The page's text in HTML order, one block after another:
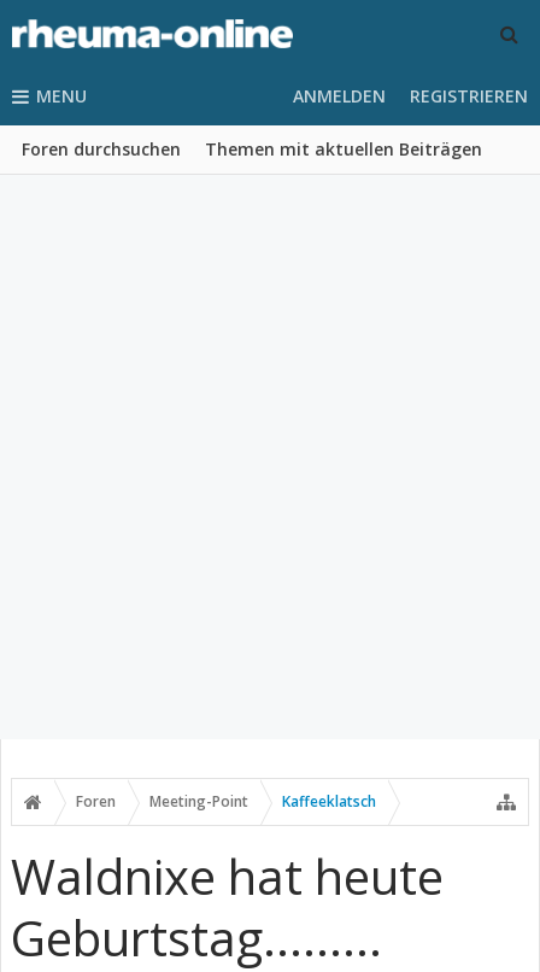
MENU
Foren durchsuchen Themen mit aktuellen Beiträgen
ANMELDEN REGISTRIEREN
Foren Meeting-Point Kaffeeklatsch
Waldnixe hat heute
Geburtstag.........